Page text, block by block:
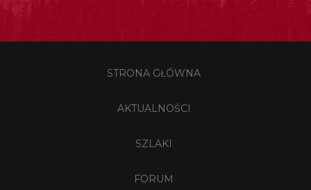
STRONA GŁÓWNA
AKTUALNOŚCI
SZLAKI
FORUM